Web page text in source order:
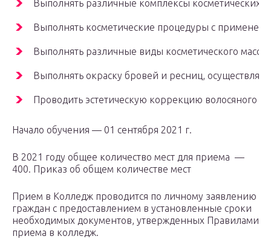
Выполнять различные комплексы косметических
Выполнять косметические процедуры с
Выполнять различные виды косметического
Выполнять окраску бровей и ресниц,
Проводить эстетическую коррекцию волосяного
Начало обучения — 01 сентября 2021 г.
В 2021 году общее количество мест для приема —
400. Приказ об общем количестве мест
Прием в Колледж проводится по личному заявлению
граждан с предоставлением в установленные сроки
необходимых документов, утвержденных Правилами
приема в колледж.